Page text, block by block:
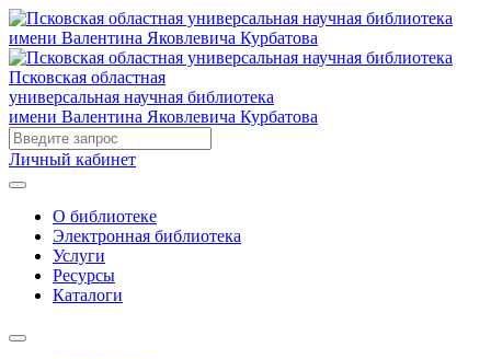
Псковская областная
универсальная научная библиотека
имени Валентина Яковлевича Курбатова
Личный кабинет
О библиотеке
Электронная библиотека
Услуги
Ресурсы
Каталоги